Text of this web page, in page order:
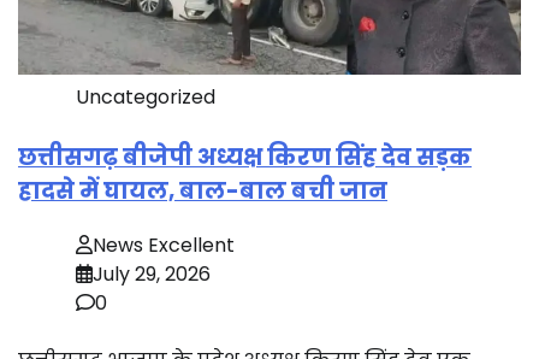
Uncategorized
छत्तीसगढ़ बीजेपी अध्यक्ष किरण सिंह देव सड़क
हादसे में घायल, बाल-बाल बची जान
News Excellent
July 29, 2026
0